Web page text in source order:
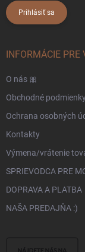
Prihlásiť sa
INFORMÁCIE PRE
O nás 🎀
Obchodné
Ochrana osobných
Kontakty
Výmena/vrátenie
SPRIEVODCA PRE
DOPRAVA A PLATBA
NAŠA PREDAJŇA :)